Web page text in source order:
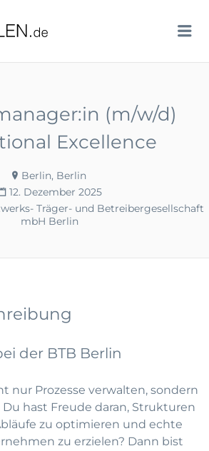
TECHSTELLEN.DE
(m/w/d)
Excellence
Berlin, Berlin
12. Dezember 2025
Träger- und Betreibergesellschaft
mbH Berlin
der BTB Berlin
nur Prozesse verwalten, sondern
hast Freude daran, Strukturen
zu optimieren und echte
zu erzielen? Dann bist